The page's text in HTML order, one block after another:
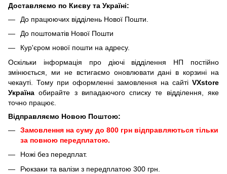
Доставляємо по Києву та Україні:
До працюючих відділень Нової Пошти.
До поштоматів Нової Пошти
Кур'єром нової пошти на адресу.
Оскільки інформація про діючі відділення НП постійно
змінюється, ми не встигаємо оновлювати дані в корзині на
чекауті. Тому при оформленні замовлення на сайті VXstore
Україна обирайте з випадаючого списку те відділення, яке
точно працює.
Відправляємо Новою Поштою:
Замовлення на суму до 800 грн відправляються тільки
за повною передплатою.
Ножі без передплат.
Рюкзаки та валізи з передплатою 300 грн.